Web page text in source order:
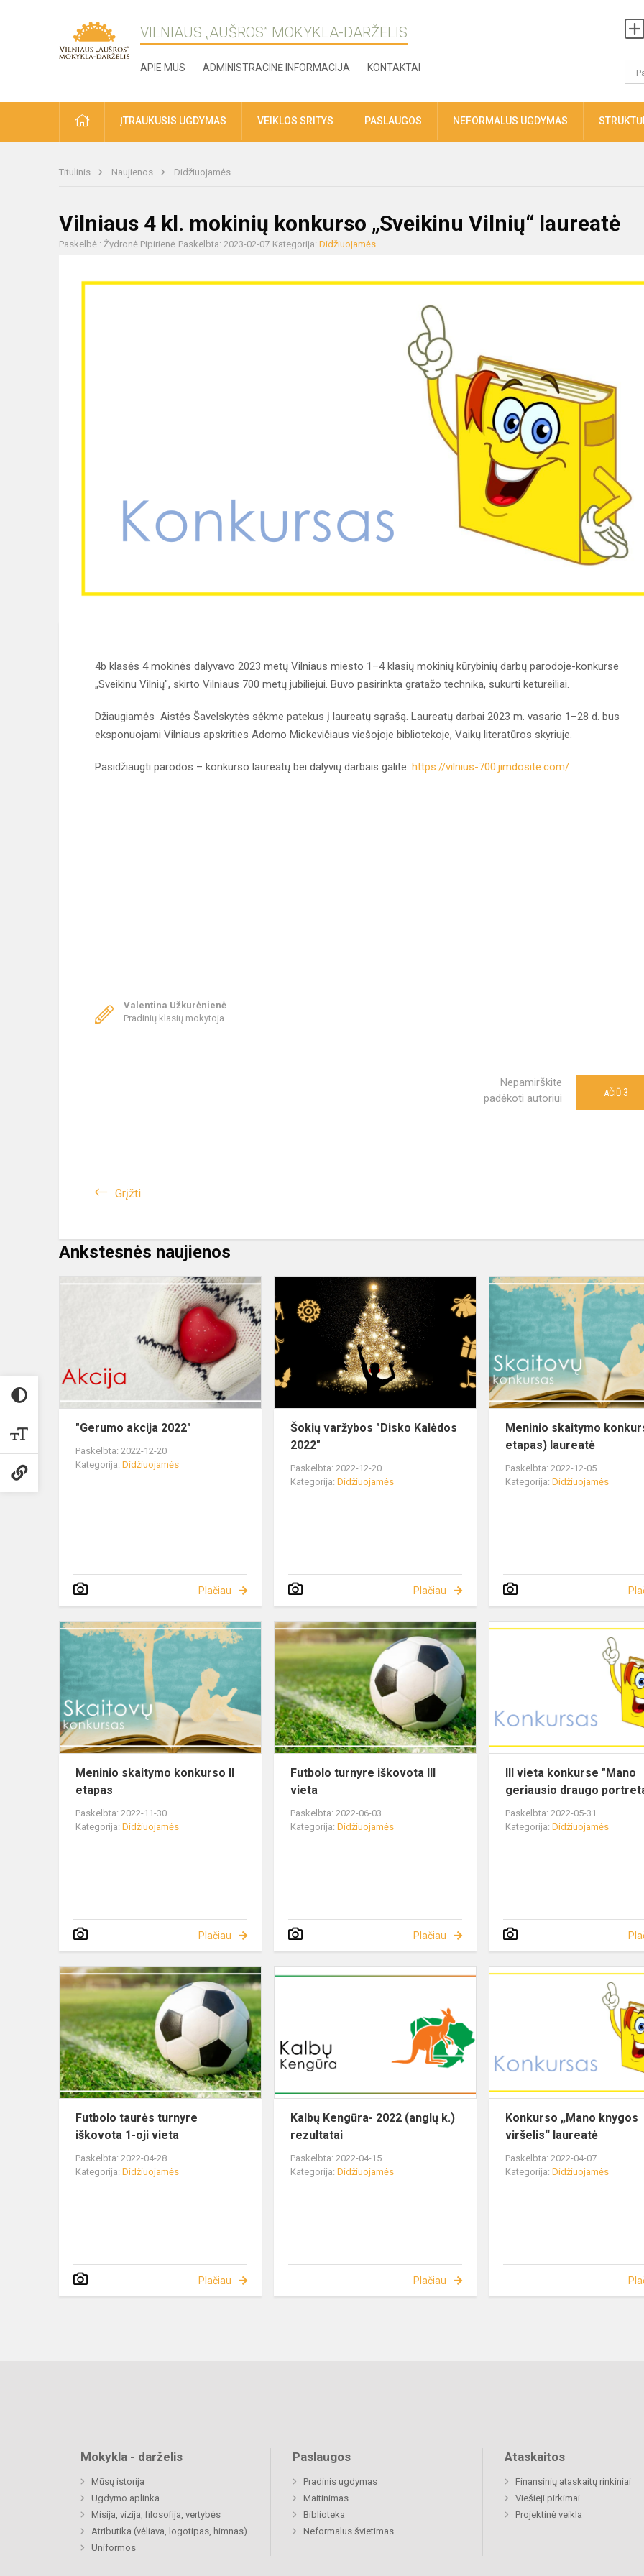
VILNIAUS „AUŠROS” MOKYKLA-DARŽELIS
APIE MUS ADMINISTRACINĖ INFORMACIJA KONTAKTAI
ĮTRAUKUSIS UGDYMAS VEIKLOS SRITYS PASLAUGOS NEFORMALUS UGDYMAS
Titulinis Naujienos Didžiuojamės
Vilniaus 4 kl. mokinių konkurso „Sveikinu Vilnių“ laureatė
Paskelbė : Žydronė Pipirienė Paskelbta: 2023-02-07 Kategorija: Didžiuojamės
4b klasės 4 mokinės dalyvavo 2023 metų Vilniaus miesto 1–4 klasių mokinių kūrybinių darbų parodoje-konkurse
„Sveikinu Vilnių", skirto Vilniaus 700 metų jubiliejui. Buvo pasirinkta gratažo technika, sukurti ketureiliai.
Džiaugiamės Aistės Šavelskytės sėkme patekus į laureatų sąrašą. Laureatų darbai 2023 m. vasario 1–28 d. bus
eksponuojami Vilniaus apskrities Adomo Mickevičiaus viešojoje bibliotekoje, Vaikų literatūros skyriuje.
Pasidžiaugti parodos – konkurso laureatų bei dalyvių darbais galite: https://vilnius-700.jimdosite.com/
Valentina Užkurėnienė
Pradinių klasių mokytoja
Nepamirškite
padėkoti autoriui
AČIŪ 3
Grįžti
Ankstesnės naujienos
"Gerumo akcija 2022"
Paskelbta: 2022-12-20
Kategorija: Didžiuojamės
Plačiau
Šokių varžybos "Disko Kalėdos
2022"
Paskelbta: 2022-12-20
Kategorija:Didžiuojamės
Plačiau
Meninio skaitymo
etapas) laureatė
Paskelbta: 2022-12-05
Kategorija:Didžiuojamės
Meninio skaitymo konkurso II
etapas
Paskelbta: 2022-11-30
Kategorija: Didžiuojamės
Plačiau
Futbolo turnyre iškovota III
vieta
Paskelbta: 2022-06-03
Kategorija:Didžiuojamės
Plačiau
III vieta konkurse "Mano
geriausio draugo
Paskelbta: 2022-05-31
Kategorija:Didžiuojamės
Futbolo taurės turnyre
iškovota 1-oji vieta
Paskelbta: 2022-04-28
Kategorija: Didžiuojamės
Plačiau
Kalbų Kengūra- 2022 (anglų k.)
rezultatai
Paskelbta: 2022-04-15
Kategorija:Didžiuojamės
Plačiau
Konkurso „Mano knygos
viršelis“ laureatė
Paskelbta: 2022-04-07
Kategorija:Didžiuojamės
Mokykla - darželis
Mūsų istorija
Ugdymo aplinka
Misija, vizija, filosofija, vertybės
Atributika (vėliava, logotipas, himnas)
Uniformos
Paslaugos
Pradinis ugdymas
Maitinimas
Biblioteka
Neformalus švietimas
Ataskaitos
Finansinių ataskaitų rinkiniai
Viešieji pirkimai
Projektinė veikla